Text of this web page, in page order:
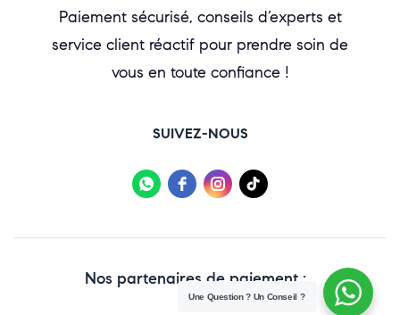
Paiement sécurisé, conseils d’experts et
service client réactif pour prendre soin de
vous en toute confiance !
SUIVEZ-NOUS
Nos partenaires de paiement :
Une Question ? Un Conseil ?